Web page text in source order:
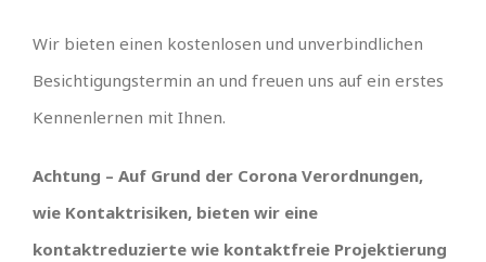
Wir bieten einen kostenlosen und unverbindlichen
Besichtigungstermin an und freuen uns auf ein erstes
Kennenlernen mit Ihnen.
Achtung – Auf Grund der Corona Verordnungen,
wie Kontaktrisiken, bieten wir eine
kontaktreduzierte wie kontaktfreie Projektierung